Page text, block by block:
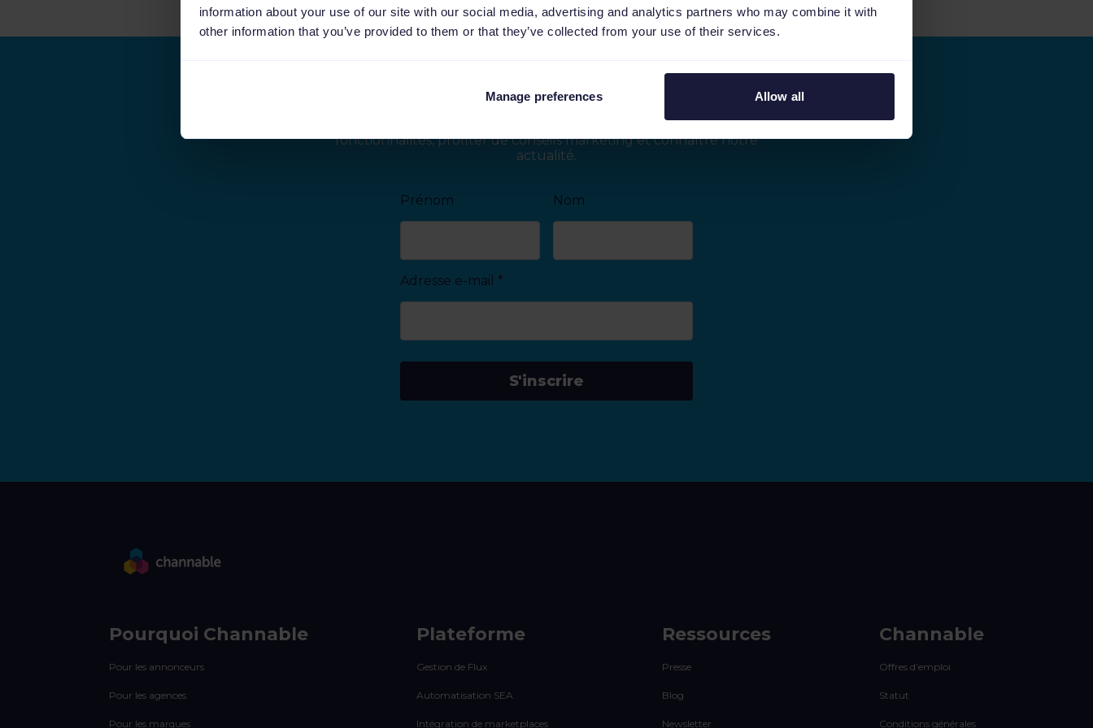
information about your use of our site with our social media, advertising and analytics partners who may combine it with
other information that you’ve provided to them or that they’ve collected from your use of their services.
Manage preferences Allow all
Restons connectés
Inscrivez-vous à notre newsletter pour découvrir nos dernières
fonctionnalités, profiter de conseils marketing et connaître notre
actualité.
Prénom Nom
Adresse e-mail *
S'inscrire
Pourquoi Channable
Pour les annonceurs
Pour les agences
Pour les marques
Plateforme
Gestion de Flux
Automatisation SEA
Intégration de marketplaces
Ressources
Presse
Blog
Newsletter
Channable
Offres d’emploi
Statut
Conditions générales